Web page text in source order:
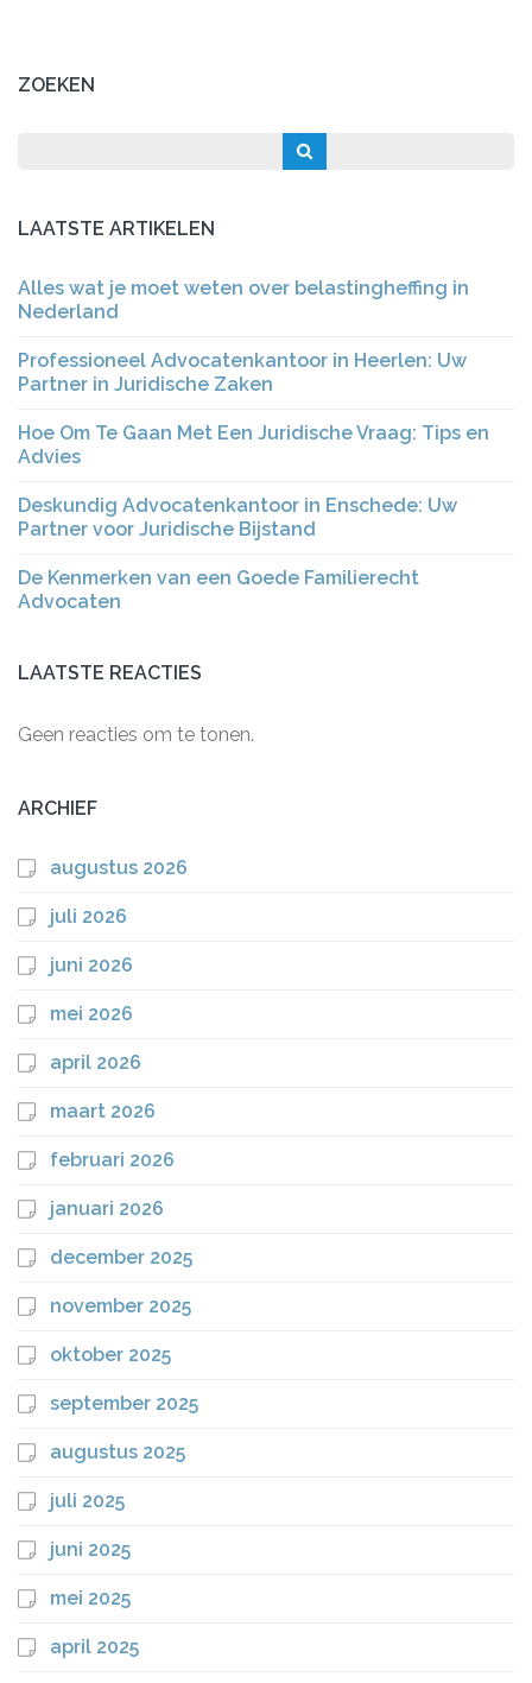
ZOEKEN
LAATSTE ARTIKELEN
Alles wat je moet weten over belastingheffing in
Nederland
Professioneel Advocatenkantoor in Heerlen: Uw
Partner in Juridische Zaken
Hoe Om Te Gaan Met Een Juridische Vraag: Tips en
Advies
Deskundig Advocatenkantoor in Enschede: Uw
Partner voor Juridische Bijstand
De Kenmerken van een Goede Familierecht
Advocaten
LAATSTE REACTIES
Geen reacties om te tonen.
ARCHIEF
augustus 2026
juli 2026
juni 2026
mei 2026
april 2026
maart 2026
februari 2026
januari 2026
december 2025
november 2025
oktober 2025
september 2025
augustus 2025
juli 2025
juni 2025
mei 2025
april 2025